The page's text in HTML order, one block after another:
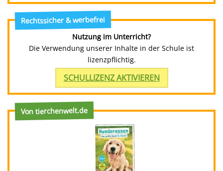
Rechtssicher & werbefrei
Nutzung im Unterricht?
Die Verwendung unserer Inhalte in der Schule ist
lizenzpflichtig.
SCHULLIZENZ AKTIVIEREN
Von tierchenwelt.de